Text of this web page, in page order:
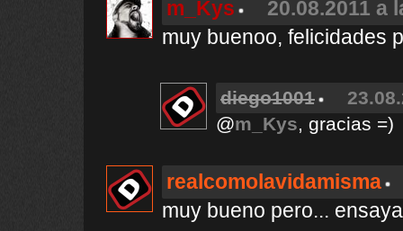
m_Kys
20.08.2011 a
muy buenoo, felicidades
diego1001
@m_Kys, gracias =)
realcomolavidamisma
muy bueno pero...